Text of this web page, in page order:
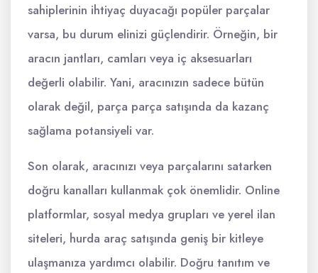
sahiplerinin ihtiyaç duyacağı popüler parçalar
varsa, bu durum elinizi güçlendirir. Örneğin, bir
aracın jantları, camları veya iç aksesuarları
değerli olabilir. Yani, aracınızın sadece bütün
olarak değil, parça parça satışında da kazanç
sağlama potansiyeli var.
Son olarak, aracınızı veya parçalarını satarken
doğru kanalları kullanmak çok önemlidir. Online
platformlar, sosyal medya grupları ve yerel ilan
siteleri, hurda araç satışında geniş bir kitleye
ulaşmanıza yardımcı olabilir. Doğru tanıtım ve